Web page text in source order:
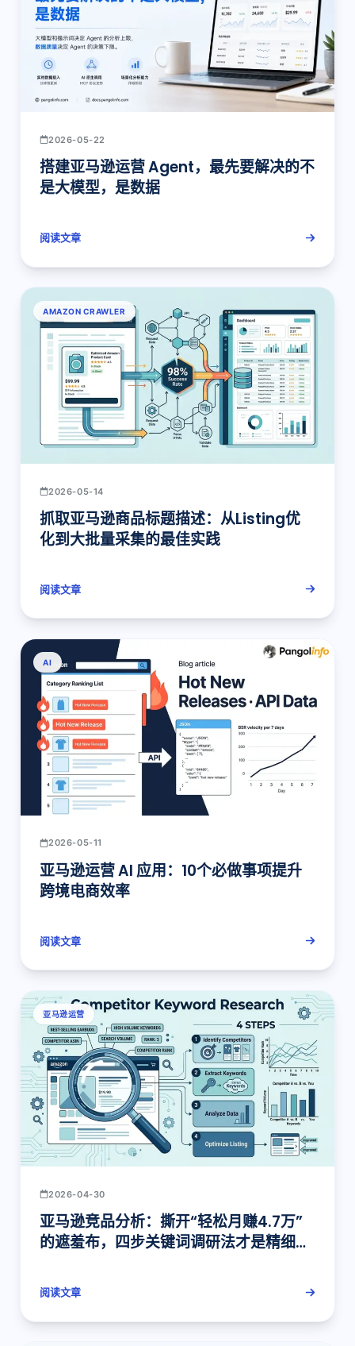
2026-05-22
搭建亚马逊运营 Agent，最先要解决的不
是大模型，是数据
阅读文章
AMAZON CRAWLER
2026-05-14
抓取亚马逊商品标题描述：从Listing优
化到大批量采集的最佳实践
阅读文章
AI
2026-05-11
亚马逊运营 AI 应用：10个必做事项提升
跨境电商效率
阅读文章
亚马逊运营
2026-04-30
亚马逊竞品分析：撕开“轻松月赚4.7万”
的遮羞布，四步关键词调研法才是精细化
阅读文章